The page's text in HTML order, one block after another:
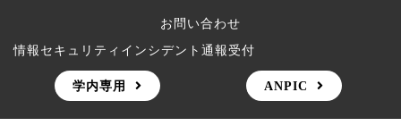
お問い合わせ
情報セキュリティインシデント通報受付
学内専用 ANPIC